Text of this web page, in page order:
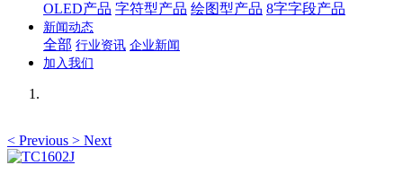
OLED产品 字符型产品 绘图型产品 8字字段产品
新闻动态
全部 行业资讯 企业新闻
加入我们
< Previous > Next